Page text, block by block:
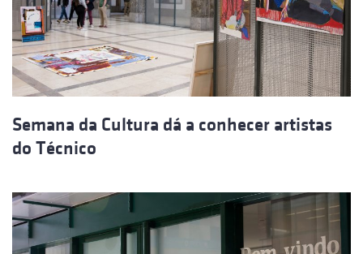
Semana da Cultura dá a conhecer artistas
do Técnico